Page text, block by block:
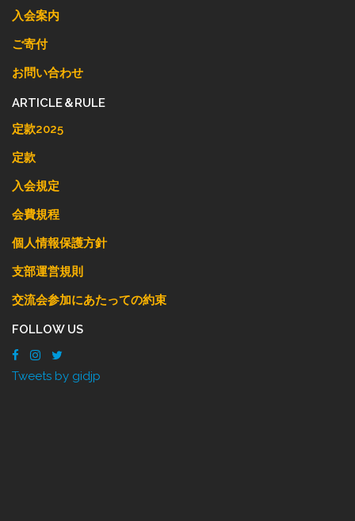
入会案内
ご寄付
お問い合わせ
ARTICLE＆RULE
定款2025
定款
入会規定
会費規程
個人情報保護方針
支部運営規則
交流会参加にあたっての約束
FOLLOW US
Tweets by gidjp